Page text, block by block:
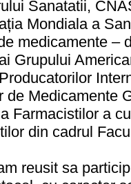
Sanatatii,
Mondiala a
medicamente –
Grupului
de Medicamente
Farmacistilor a
din cadrul
reusit sa